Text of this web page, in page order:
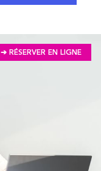
➔ RÉSERVER EN LIGNE